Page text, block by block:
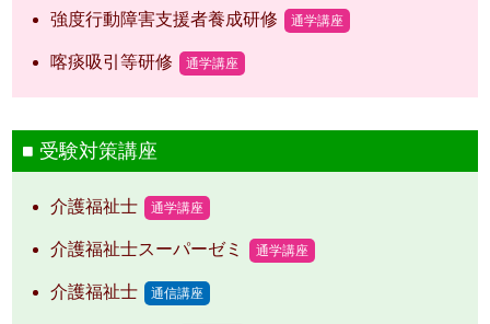
強度行動障害支援者養成研修 通学講座
喀痰吸引等研修 通学講座
受験対策講座
介護福祉士 通学講座
介護福祉士スーパーゼミ 通学講座
介護福祉士 通信講座